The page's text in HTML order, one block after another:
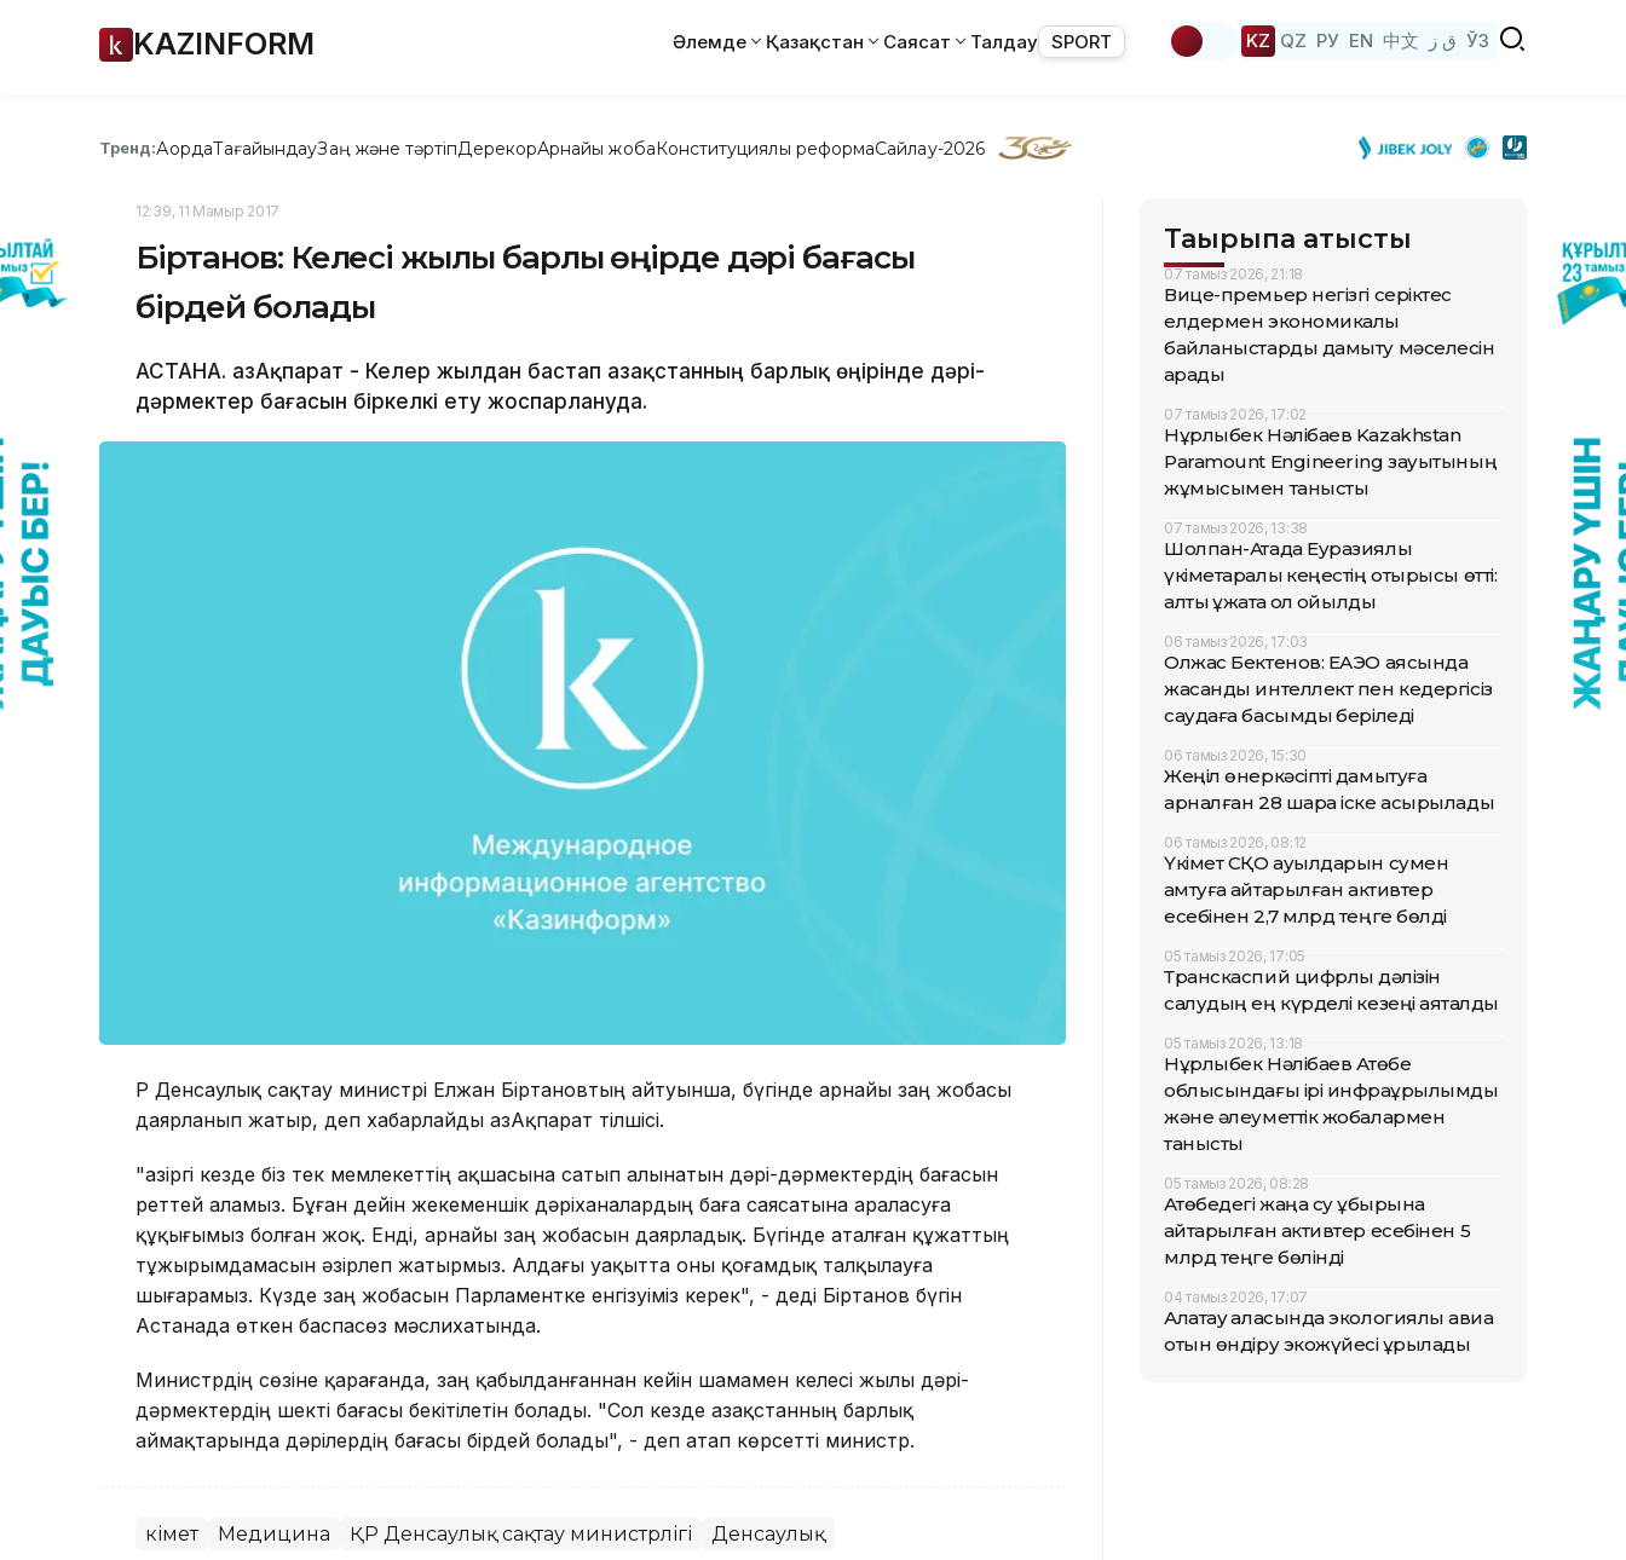
KAZINFORM Әлемде Қазақстан Саясат Талдау SPORT KZ QZ РУ EN 中文 ق ز ЎЗ
Тренд:АқордаТағайындауЗаң және тәртіпДерекқорАрнайы жобаКонституциялық реформаСайлау-2026
12:39, 11 Мамыр 2017
Біртанов: Келесі жылы барлық өңірде дәрі бағасы
бірдей болады
АСТАНА. ҚазАқпарат - Келер жылдан бастап Қазақстанның барлық өңірінде дәрі-
дәрмектер бағасын біркелкі ету жоспарлануда.
ҚР Денсаулық сақтау министрі Елжан Біртановтың айтуынша, бүгінде арнайы заң жобасы
даярланып жатыр, деп xабарлайды ҚазАқпарат тілшісі.
"Қазіргі кезде біз тек мемлекеттің ақшасына сатып алынатын дәрі-дәрмектердің бағасын
реттей аламыз. Бұған дейін жекеменшік дәріxаналардың баға саясатына араласуға
құқығымыз болған жоқ. Енді, арнайы заң жобасын даярладық. Бүгінде аталған құжаттың
тұжырымдамасын әзірлеп жатырмыз. Алдағы уақытта оны қоғамдық талқылауға
шығарамыз. Күзде заң жобасын Парламентке енгізуіміз керек", - деді Біртанов бүгін
Астанада өткен баспасөз мәслиxатында.
Министрдің сөзіне қарағанда, заң қабылданғаннан кейін шамамен келесі жылы дәрі-
дәрмектердің шекті бағасы бекітілетін болады. "Сол кезде Қазақстанның барлық
аймақтарында дәрілердің бағасы бірдей болады", - деп атап көрсетті министр.
Үкімет Медицина ҚР Денсаулық сақтау министрлігі Денсаулық
Тақырыпқа қатысты
07 тамыз 2026, 21:18
Вице-премьер негізгі серіктес
елдермен экономикалық
байланыстарды дамыту мәселесін
қарады
07 тамыз 2026, 17:02
Нұрлыбек Нәлібаев Kazakhstan
Paramount Engineering зауытының
жұмысымен танысты
07 тамыз 2026, 13:38
Шолпан-Атада Еуразиялық
үкіметаралық кеңестің отырысы өтті:
алты құжатқа қол қойылды
06 тамыз 2026, 17:03
Олжас Бектенов: ЕАЭО аясында
жасанды интеллект пен кедергісіз
саудаға басымдық беріледі
06 тамыз 2026, 15:30
Жеңіл өнеркәсіпті дамытуға
арналған 28 шара іске асырылады
06 тамыз 2026, 08:12
Үкімет СҚО ауылдарын сумен
қамтуға қайтарылған активтер
есебінен 2,7 млрд теңге бөлді
05 тамыз 2026, 17:05
Транскаспий цифрлық дәлізін
салудың ең күрделі кезеңі аяқталды
05 тамыз 2026, 13:18
Нұрлыбек Нәлібаев Ақтөбе
облысындағы ірі инфрақұрылымдық
және әлеуметтік жобалармен
танысты
05 тамыз 2026, 08:28
Ақтөбедегі жаңа су құбырына
қайтарылған активтер есебінен 5
млрд теңге бөлінді
04 тамыз 2026, 17:07
Алатау қаласында экологиялық авиа
отын өндіру экожүйесі құрылады